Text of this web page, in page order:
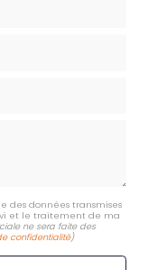
des données transmises
et le traitement de ma
ne sera faite des
confidentialité)